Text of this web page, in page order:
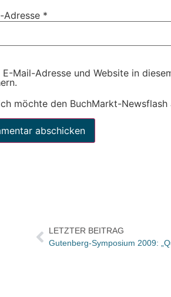
Adresse *
E-Mail-Adresse und Website in
möchte den BuchMarkt-Newsflash
LETZTER BEITRAG